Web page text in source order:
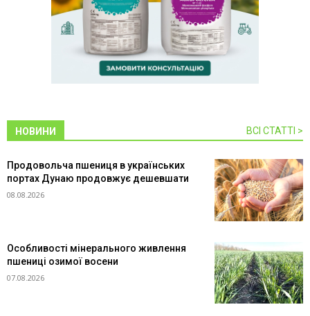
НОВИНИ ВСІ СТАТТІ >
Продовольча пшениця в українських
портах Дунаю продовжує дешевшати
08.08.2026
Особливості мінерального живлення
пшениці озимої восени
07.08.2026